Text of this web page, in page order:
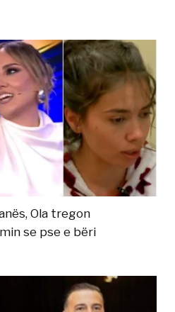
Ola tregon
se pse e bëri